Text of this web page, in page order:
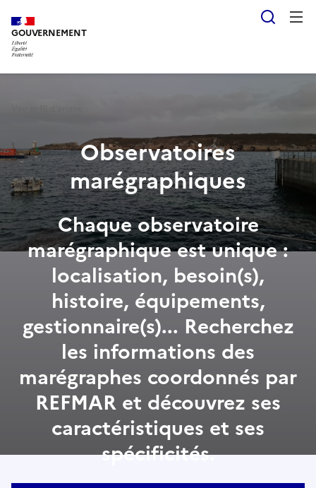
au
contenu
principal
GOUVERNEMENT
Observatoires
marégraphiques
Chaque observatoire
marégraphique est unique :
localisation, besoin(s),
histoire, équipements,
gestionnaire(s)... Recherchez
les informations des
marégraphes coordonnés par
REFMAR et découvrez ses
caractéristiques et ses
spécificités.